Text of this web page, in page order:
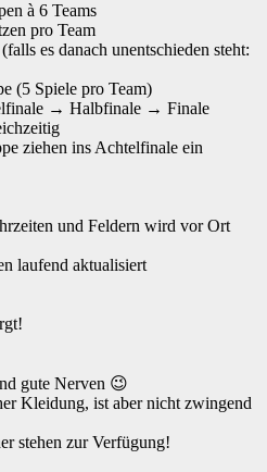
à 6 Teams
pro Team
es danach unentschieden steht:
(5 Spiele pro Team)
→ Halbfinale → Finale
ziehen ins Achtelfinale ein
und Feldern wird vor Ort
laufend aktualisiert
gute Nerven 😉
Kleidung, ist aber nicht zwingend
stehen zur Verfügung!